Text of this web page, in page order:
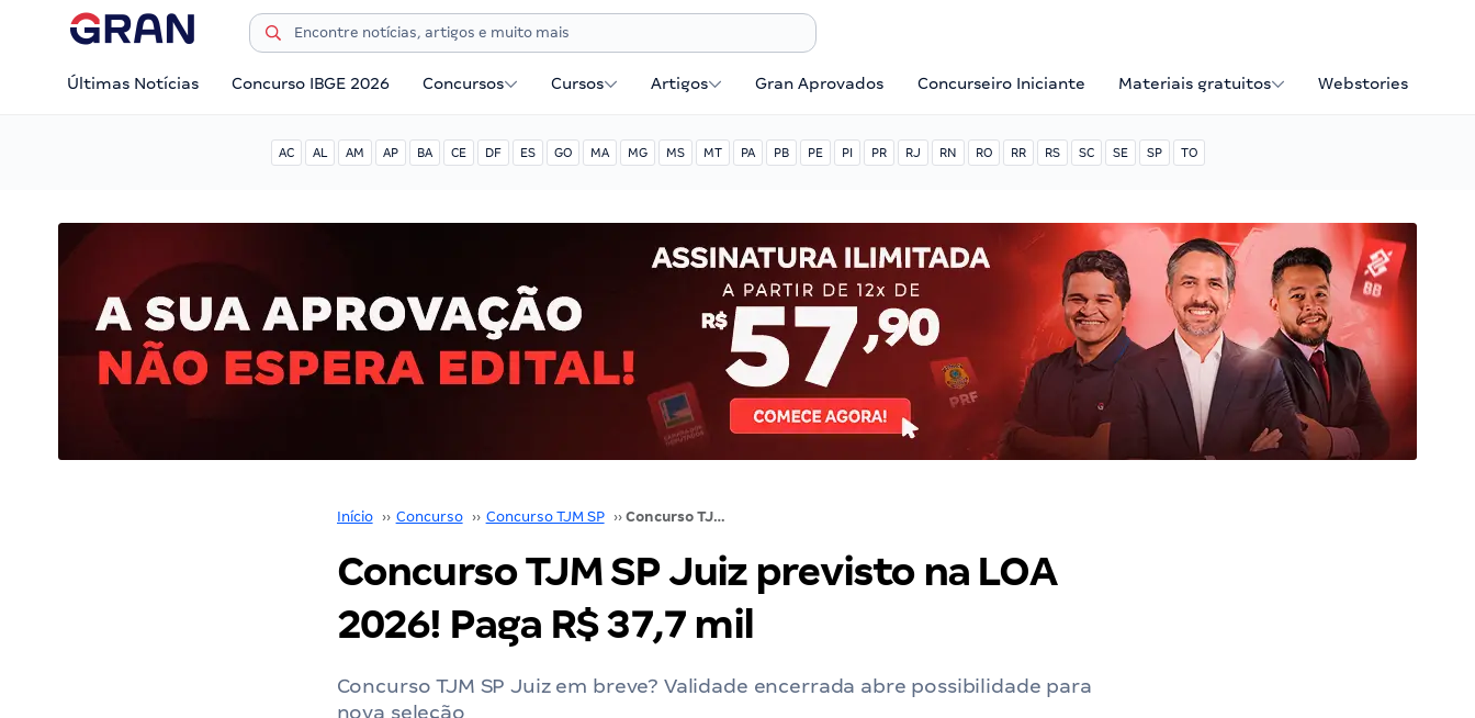
Últimas Notícias Concurso IBGE 2026 Concursos Cursos Artigos Gran Aprovados Concurseiro Iniciante Materiais gratuitos Webstories
AC AL AM AP BA CE DF ES GO MA MG MS MT PA PB PE PI PR RJ RN RO RR RS SC SE SP TO
Início ›› Concurso ›› Concurso TJM SP ›› Concurso TJM SP Juiz previsto na LOA 2026! Paga R$ 37,7 mil
Concurso TJM SP Juiz previsto na LOA
2026! Paga R$ 37,7 mil
Concurso TJM SP Juiz em breve? Validade encerrada abre possibilidade para
nova seleção